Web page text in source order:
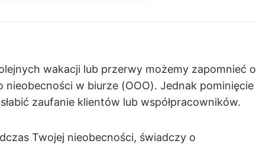
wakacji lub przerwy możemy zapomnieć o
nieobecności w biurze (OOO). Jednak pominięcie
zaufanie klientów lub współpracowników.
Twojej nieobecności, świadczy o